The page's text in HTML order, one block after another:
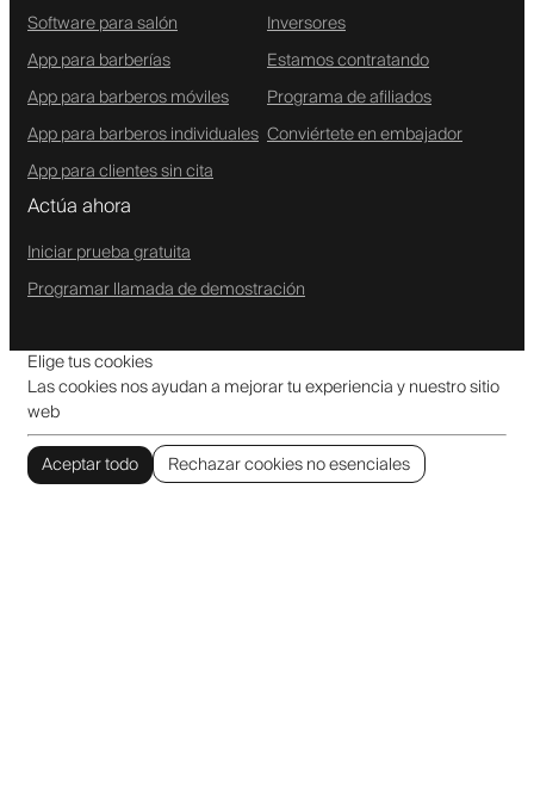
Software para salón
App para barberías
App para barberos móviles
App para barberos individuales
App para clientes sin cita
Inversores
Estamos contratando
Programa de afiliados
Conviértete en embajador
Actúa ahora
Iniciar prueba gratuita
Programar llamada de demostración
Elige tus cookies
Las cookies nos ayudan a mejorar tu experiencia y nuestro sitio
web
Aceptar todo
Rechazar cookies no esenciales